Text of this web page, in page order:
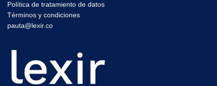
Política de tratamiento de datos
Términos y condiciones
pauta@lexir.co